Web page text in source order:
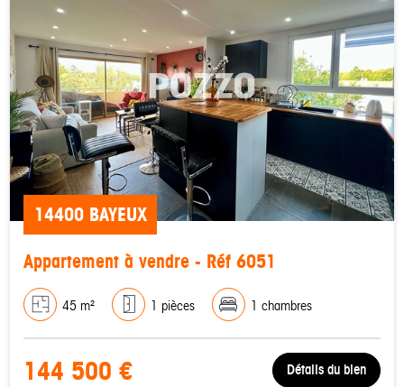
14400 BAYEUX
Appartement à vendre - Réf 6051
45 m² 1 pièces 1 chambres
144 500 € Détails du bien